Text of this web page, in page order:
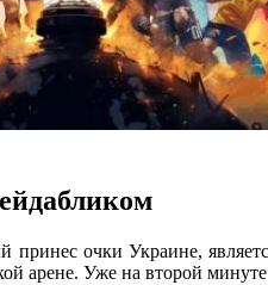
принес очки Украине,
арене. Уже на второй